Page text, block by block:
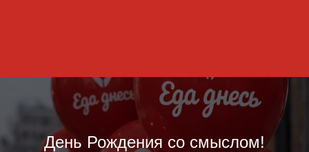
День Рождения со смыслом!